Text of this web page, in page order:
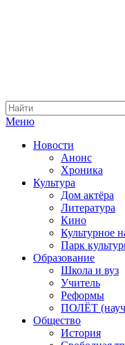
Меню
Новости
Анонс
Хроника
Культура
Дом актёра
Литература
Кино
Культурное
Парк
Образование
Школа и вуз
Учитель
Реформы
ПОЛЁТ
Общество
История